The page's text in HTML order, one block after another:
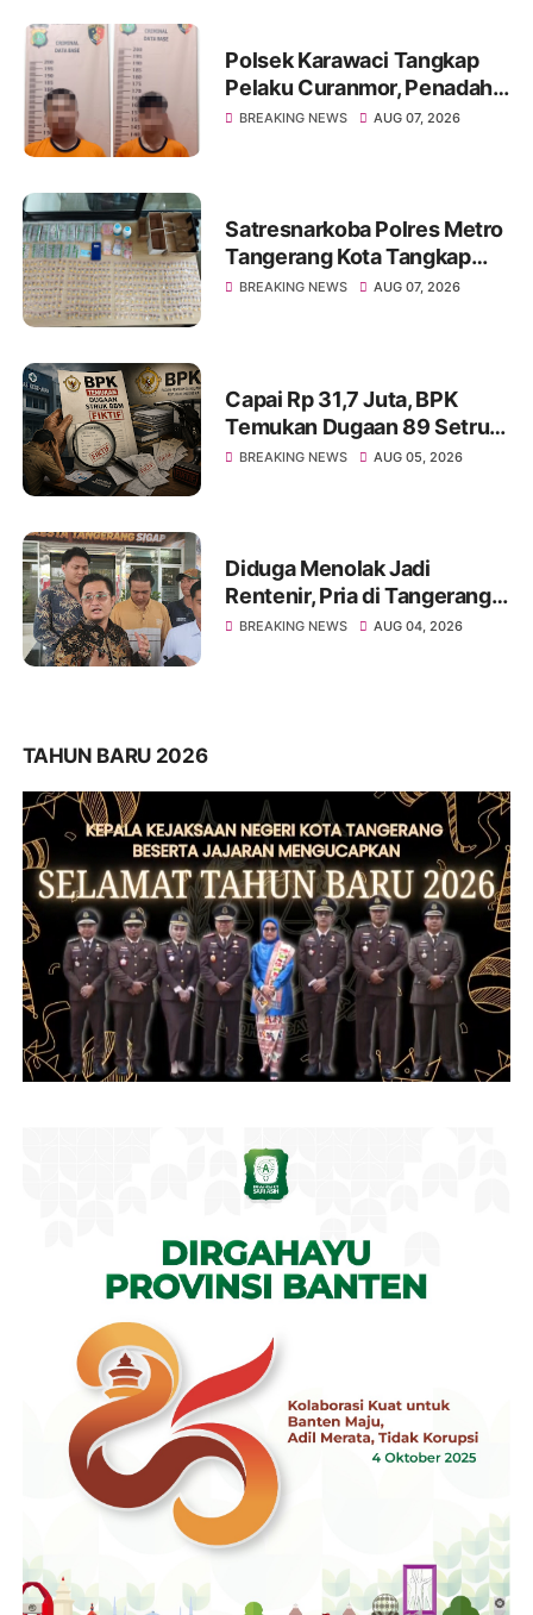
Polsek Karawaci Tangkap
Pelaku Curanmor, Penadah
Ikut Diamankan
BREAKING NEWS AUG 07, 2026
Satresnarkoba Polres Metro
Tangerang Kota Tangkap
Pengedar Obat Keras Ilegal,
BREAKING NEWS AUG 07, 2026
Capai Rp 31,7 Juta, BPK
Temukan Dugaan 89 Setruk
BBM Fiktif di Dinkes Kota
BREAKING NEWS AUG 05, 2026
Diduga Menolak Jadi
Rentenir, Pria di Tangerang
Diduga Jadi Korban
BREAKING NEWS AUG 04, 2026
TAHUN BARU 2026